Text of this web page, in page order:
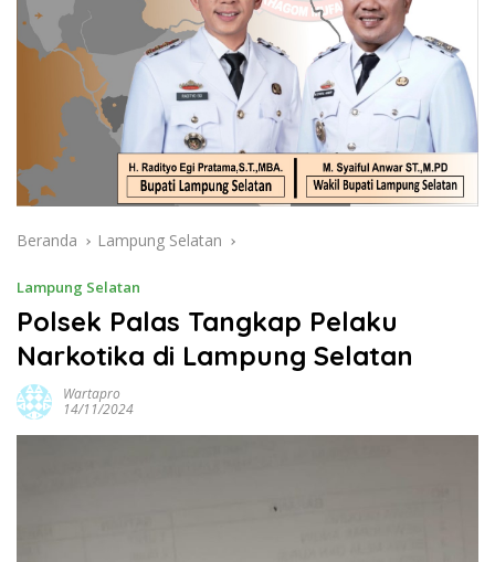
Beranda Lampung Selatan
Lampung Selatan
Polsek Palas Tangkap Pelaku
Narkotika di Lampung Selatan
Wartapro
14/11/2024